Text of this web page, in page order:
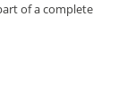
of a complete